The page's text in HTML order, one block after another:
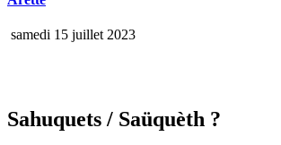
samedi 15 juillet 2023
Sahuquets / Saüquèth ?